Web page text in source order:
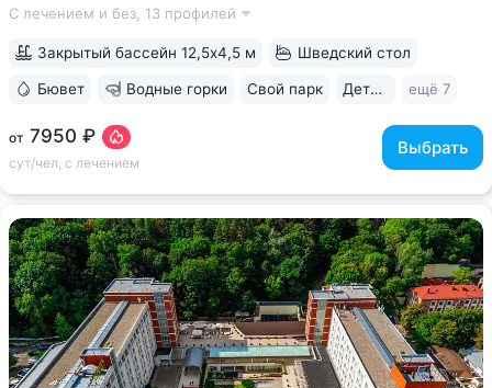
только здесь. Источник № 61 ессентукского типа показан для
С лечением и без, 13 профилей
от 7950 ₽
сут/чел, с лечением
Выбрать
Закрытый бассейн 12,5х4,5 м Шведский стол
Бювет Водные горки Свой парк Дети с 0 лет ещё 7